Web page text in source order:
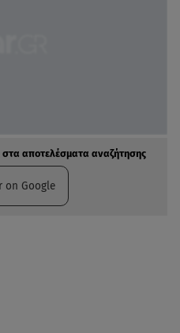
αποτελέσματα αναζήτησης
on Google